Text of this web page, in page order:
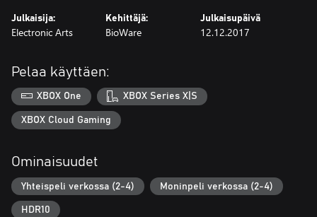
o Varuste Stronghold Package
o Jumbo Supply Pack 1 (x 5): 1st Aid, Ammo & Revive Packeja,
o 600 Andromeda Points -pistettä
© 2017 Electronic Arts
Julkaisija:
Electronic Arts
Kehittäjä:
BioWare
Julkaisupäivä
12.12.2017
Pelaa käyttäen:
XBOX One XBOX Series X|S
XBOX Cloud Gaming
Ominaisuudet
Yhteispeli verkossa (2-4) Moninpeli verkossa (2-4)
HDR10